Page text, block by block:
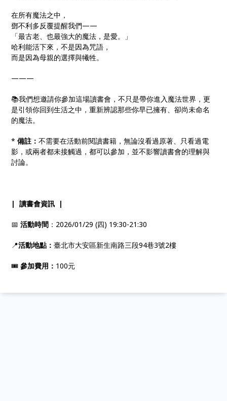
在所有魔法之中，
鄧不利多反覆提醒我們——
「最古老、也最強大的魔法，是愛。」
哈利能活下來，不是因為咒語，
而是因為母親的選擇與犧牲。
———
📚我們想邀請你參加這場讀書會，不只是帶你進入魔法世界，更
是引領你回到生活之中，重新辨認那些你早已擁有、卻尚未命名
的魔法。
*備註：不需要在活動前閱讀書籍，無論沒看過原著、只看過電
影，或兩者都未接觸過，都可以參加，並不影響讀書會的理解與
討論。
| 讀書會資訊 |
📅 活動時間 ：2026/01/29 (四) 19:30-21:30
📍活動地點：臺北市大安區新生南路三段94巷3號2樓
🎟️參加費用： 100元